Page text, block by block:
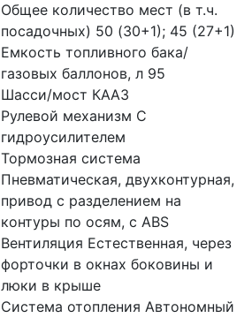
Общее количество мест (в т.ч.
посадочных) 50 (30+1); 45 (27+1)
Емкость топливного бака/
газовых баллонов, л 95
Шасси/мост КААЗ
Рулевой механизм С
гидроусилителем
Тормозная система
Пневматическая, двухконтурная,
привод с разделением на
контуры по осям, с ABS
Вентиляция Естественная, через
форточки в окнах боковины и
люки в крыше
Система отопления Автономный